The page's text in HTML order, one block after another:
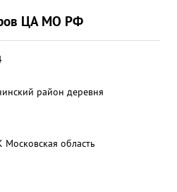
ЦА МО РФ
район деревня
область